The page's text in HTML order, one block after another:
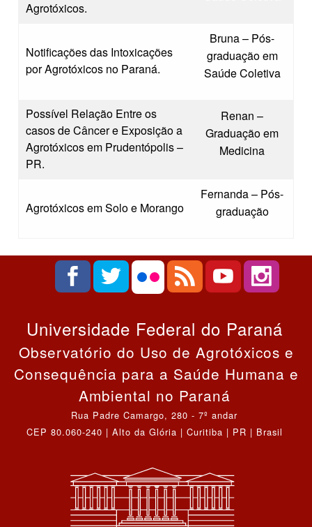
Agrotóxicos.
Notificações das Intoxicações
por Agrotóxicos no Paraná.
Bruna – Pós-
graduação em
Saúde Coletiva
Possível Relação Entre os
casos de Câncer e Exposição a
Agrotóxicos em Prudentópolis –
PR.
Renan –
Graduação em
Medicina
Agrotóxicos em Solo e Morango
Fernanda – Pós-
graduação
Universidade Federal do Paraná
Observatório do Uso de Agrotóxicos e
Consequência para a Saúde Humana e
Ambiental no Paraná
Rua Padre Camargo, 280 - 7º andar
CEP 80.060-240 | Alto da Glória | Curitiba | PR | Brasil